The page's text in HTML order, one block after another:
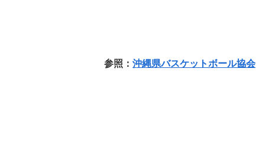
参照： 沖縄県バスケットボール協会